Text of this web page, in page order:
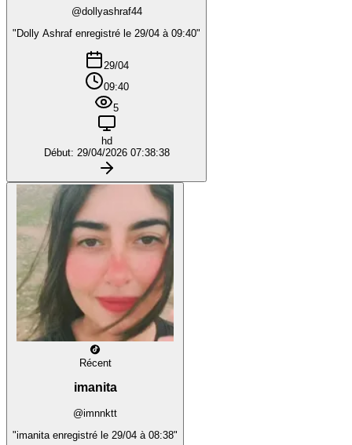
@dollyashraf44
"Dolly Ashraf enregistré le 29/04 à 09:40"
29/04
09:40
5
hd
Début: 29/04/2026 07:38:38
Récent
imanita
@imnnktt
"imanita enregistré le 29/04 à 08:38"